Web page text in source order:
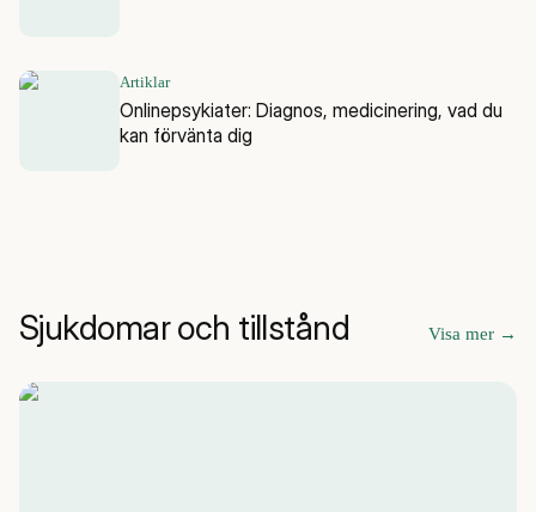
Artiklar
Onlinepsykiater: Diagnos, medicinering, vad du
kan förvänta dig
Sjukdomar och tillstånd Visa mer →